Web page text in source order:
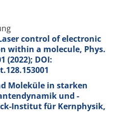
control of electronic
within a molecule, Phys.
(2022); DOI:
Moleküle in starken
und -
Institut für Kernphysik,